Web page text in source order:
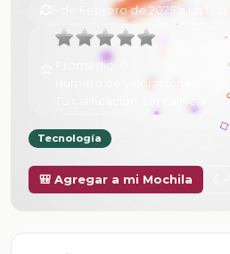
6 de Febrero de 2025 a las 17:12
Promedio:
Número de valoraciones:
Sin calificar
Tecnología
🎒 Agregar a mi Mochila